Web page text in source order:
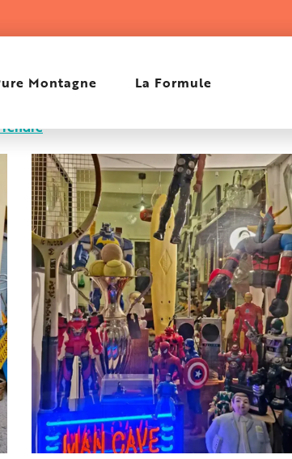
Montagne La Formule